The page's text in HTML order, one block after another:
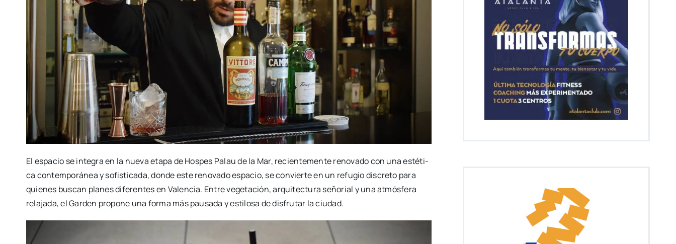
El espa­cio se inte­gra en la nue­va eta­pa de Hos­pes Palau de la Mar, recien­te­men­te reno­va­do con una esté­ti­
ca con­tem­po­rá­nea y sofis­ti­ca­da, don­de este reno­va­do espa­cio, se con­vier­te en un refu­gio dis­cre­to para
quie­nes bus­can pla­nes dife­ren­tes en Valen­cia. Entre vege­ta­ción, arqui­tec­tu­ra seño­rial y una atmós­fe­ra
rela­ja­da, el Gar­den pro­po­ne una for­ma más pau­sa­da y esti­lo­sa de dis­fru­tar la ciu­dad.